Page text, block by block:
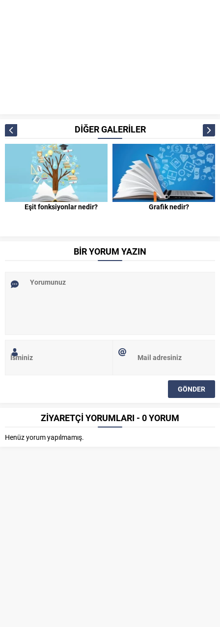
DİĞER GALERİLER
Eşit fonksiyonlar nedir? Grafik nedir?
BİR YORUM YAZIN
ZİYARETÇİ YORUMLARI - 0 YORUM
Henüz yorum yapılmamış.